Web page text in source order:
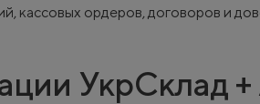
кассовых ордеров, договоров и
УкрСклад